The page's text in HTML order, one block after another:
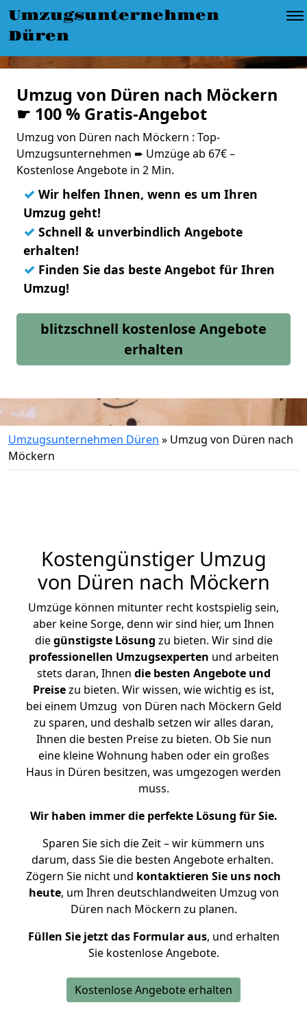
Umzugsunternehmen
Düren
Umzug von Düren nach Möckern
☛ 100 % Gratis-Angebot
Umzug von Düren nach Möckern : Top-
Umzugsunternehmen ➨ Umzüge ab 67€ –
Kostenlose Angebote in 2 Min.
✓ Wir helfen Ihnen, wenn es um Ihren
Umzug geht!
✓ Schnell & unverbindlich Angebote
erhalten!
✓ Finden Sie das beste Angebot für Ihren
Umzug!
blitzschnell kostenlose Angebote
erhalten
Umzugsunternehmen Düren » Umzug von Düren nach
Möckern
Kostengünstiger Umzug
von Düren nach Möckern
Umzüge können mitunter recht kostspielig sein,
aber keine Sorge, denn wir sind hier, um Ihnen
diegünstigste Lösung zu bieten. Wir sind die
professionellen Umzugsexperten und arbeiten
stets daran, Ihnen die besten Angebote und
Preisezu bieten. Wir wissen, wie wichtig es ist,
bei einem Umzug von Düren nach Möckern Geld
zu sparen, und deshalb setzen wir alles daran,
Ihnen die besten Preise zu bieten. Ob Sie nun
eine kleine Wohnung haben oder ein großes
Haus in Düren besitzen, was umgezogen werden
muss.
Wir haben immer die perfekte Lösung für Sie.
Sparen Sie sich die Zeit – wir kümmern uns
darum, dass Sie die besten Angebote erhalten.
Zögern Sie nicht und kontaktieren Sie uns noch
heute, um Ihren deutschlandweiten Umzug von
Düren nach Möckern zu planen.
Füllen Sie jetzt das Formular aus, und erhalten
Sie kostenlose Angebote.
Kostenlose Angebote erhalten